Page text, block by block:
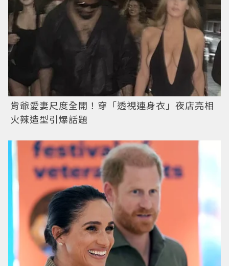
肯爺愛妻尺度全開！穿「透視連身衣」夜店亮相
火辣造型引爆話題